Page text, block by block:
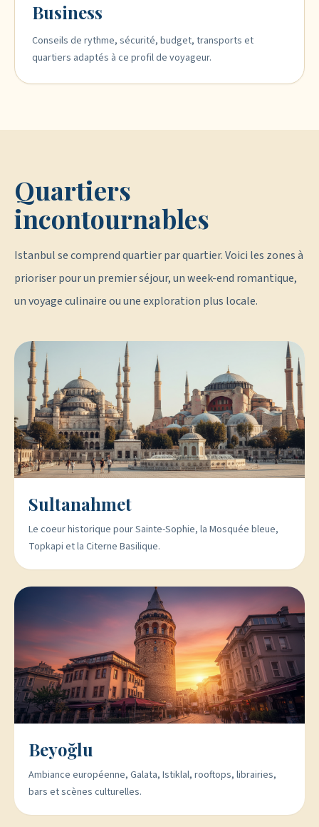
Business
Conseils de rythme, sécurité, budget, transports et
quartiers adaptés à ce profil de voyageur.
Quartiers
incontournables
Istanbul se comprend quartier par quartier. Voici les zones à
prioriser pour un premier séjour, un week-end romantique,
un voyage culinaire ou une exploration plus locale.
Sultanahmet
Le coeur historique pour Sainte-Sophie, la Mosquée bleue,
Topkapi et la Citerne Basilique.
Beyoğlu
Ambiance européenne, Galata, Istiklal, rooftops, librairies,
bars et scènes culturelles.